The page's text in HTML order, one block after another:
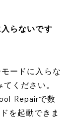
らないです
ードに入らな
てください。
Repairで数
を起動できま